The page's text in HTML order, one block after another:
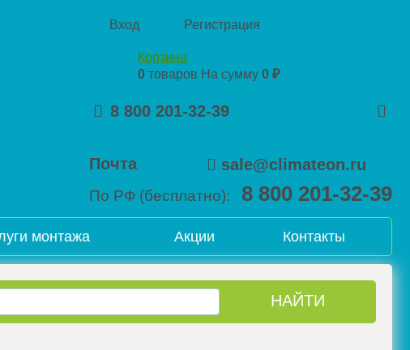
Вход Регистрация
Корзина
0 товаров На сумму 0 ₽
8 800 201-32-39
Почта sale@climateon.ru
По РФ (бесплатно): 8 800 201-32-39
монтажа Акции Контакты